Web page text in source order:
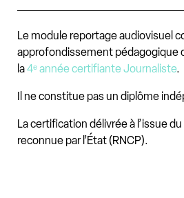
Le module reportage audiovisuel
approfondissement pédagogique
la4ᵉ année certifiante Journaliste.
Il ne constitue pas un diplôme
La certification délivrée à l’issue
reconnue par l’État (RNCP).